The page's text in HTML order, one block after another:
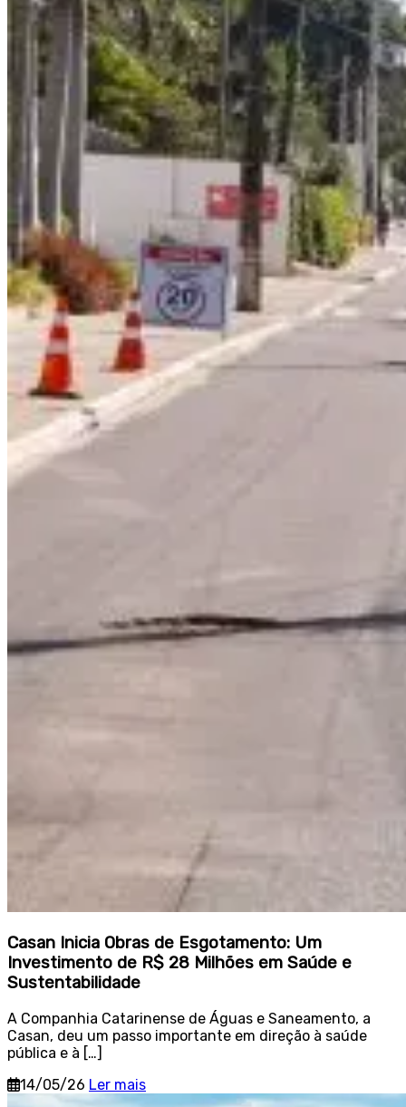
Casan Inicia Obras de Esgotamento: Um
Investimento de R$ 28 Milhões em Saúde e
Sustentabilidade
A Companhia Catarinense de Águas e Saneamento, a
Casan, deu um passo importante em direção à saúde
pública e à […]
14/05/26 Ler mais